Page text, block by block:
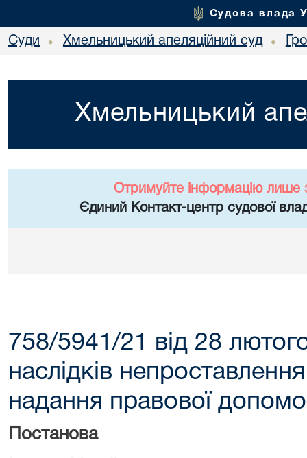
Судова влада
Суди • Хмельницький апеляційний суд •
Хмельницький
Отримуйте інформацію лише
Єдиний Контакт-центр судової
758/5941/21 від 28
наслідків
надання правової
Постанова